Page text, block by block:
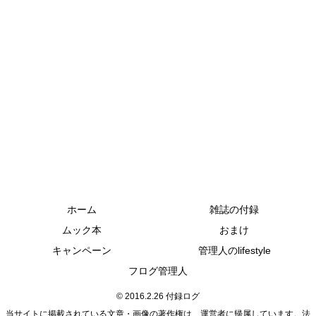
ホーム
雑誌の付録
ムック本
おまけ
キャンペーン
管理人のlifestyle
フログ管理人
© 2016.2.26 付録ログ
当サイトに掲載されている文章・画像の著作権は、運営者に帰属しています。法